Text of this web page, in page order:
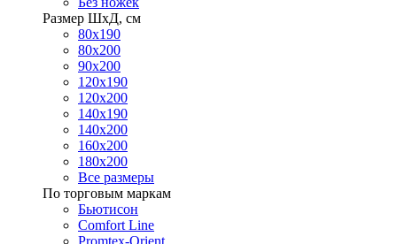
Размер ШхД, см
80х190
80х200
90х200
120х190
120х200
140х190
140х200
160х200
180х200
Все размеры
По торговым маркам
Бьютисон
Comfort Line